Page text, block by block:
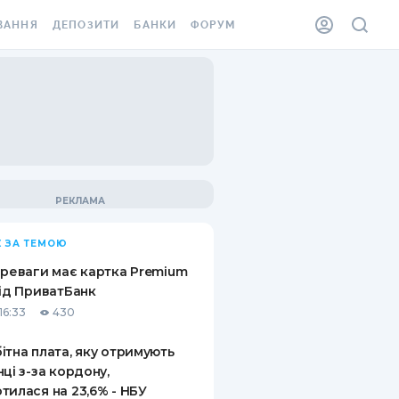
ВІНЬЄТКА
ВІД
ВИПАДКІВ
ДЕПОЗИТИ
ПИТАННЯ ТА ВІДПОВІДІ
ПУТІВНИКИ ПО
БАНКИ ФОРУМ
ЗА ТЕМОЮ
має картка Premium
ПриватБанк
430
плата, яку отримують
з-за кордону,
на 23,6% - НБУ